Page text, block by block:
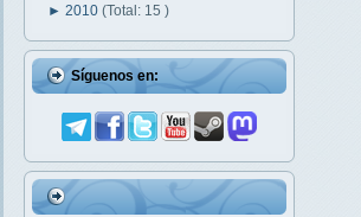
► 2010 (Total: 15 )
Síguenos en: